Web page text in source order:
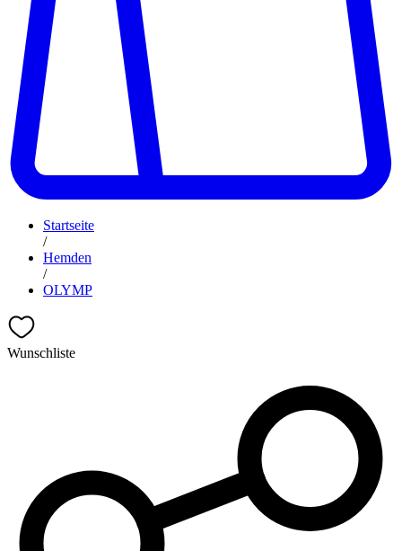
Startseite
/
Hemden
/
OLYMP
Wunschliste